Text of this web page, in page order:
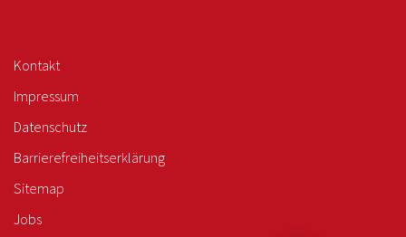
Kontakt
Impressum
Datenschutz
Barrierefreiheitserklärung
Sitemap
Jobs